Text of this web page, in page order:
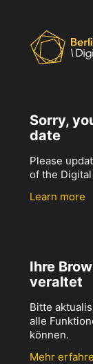
Sorry,
date
Please
of the
Learn more
Ihre
veraltet
Bitte
alle
können.
Mehr